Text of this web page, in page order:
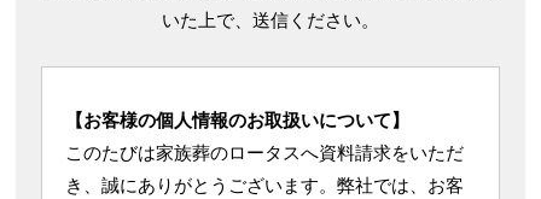
いた上で、送信ください。
【お客様の個人情報のお取扱いについて】
このたびは家族葬のロータスへ資料請求をいただ
き、誠にありがとうございます。弊社では、お客